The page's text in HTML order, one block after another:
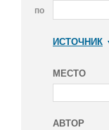
по
ИСТОЧНИК
МЕСТО
АВТОР